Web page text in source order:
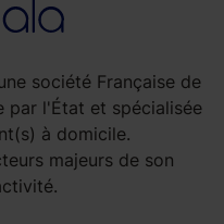
société Française de
par l'État et spécialisée
à domicile.
majeurs de son